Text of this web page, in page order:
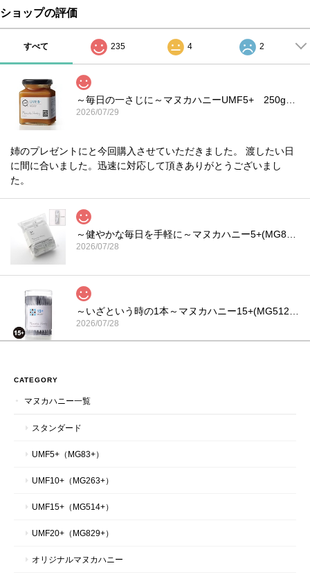
ショップの評価
すべて 235 4 2
2026/07/29
姉のプレゼントにと今回購入させていただきました。 渡したい日
に間に合いました。迅速に対応して頂きありがとうございまし
た。
2026/07/28
2026/07/28
梱包も丁寧にされていました。またリピートしたいと思っていま
2026/07/27
だき、誠にありがとうございました。
心より有難く存じます。 これからも、皆様に喜んで
CATEGORY
マヌカハニー一覧
スタンダード
UMF5+（MG83+）
UMF10+（MG263+）
UMF15+（MG514+）
UMF20+（MG829+）
オリジナルマヌカハニー